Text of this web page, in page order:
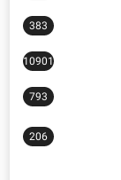
383
10901
793
206